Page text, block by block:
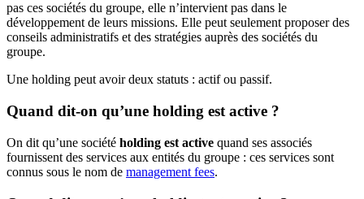
pas ces sociétés du groupe, elle n’intervient pas dans le
développement de leurs missions. Elle peut seulement proposer des
conseils administratifs et des stratégies auprès des sociétés du
groupe.
Une holding peut avoir deux statuts : actif ou passif.
Quand dit-on qu’une holding est active ?
On dit qu’une société holding est active quand ses associés
fournissent des services aux entités du groupe : ces services sont
connus sous le nom de management fees.